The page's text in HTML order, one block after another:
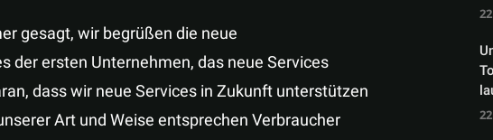
gesagt, wir begrüßen die neue
der ersten Unternehmen, das neue Services
dass wir neue Services in Zukunft unterstützen
Art und Weise entsprechen Verbraucher